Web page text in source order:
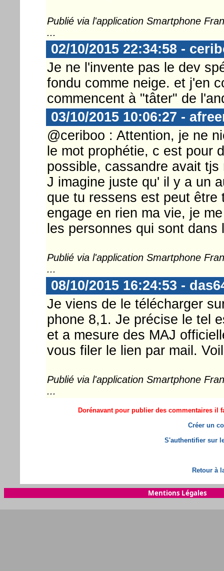
Publié via l'application Smartphone
...
02/10/2015 22:34:58 -
Je ne l'invente pas le dev
fondu comme neige. et j'en
commencent à "tâter" de
03/10/2015 10:06:27 -
@ceriboo : Attention, je ne
le mot prophétie, c est pour
possible, cassandre avait tjs
J imagine juste qu' il y a un
que tu ressens est peut être
engage en rien ma vie, je
les personnes qui sont
Publié via l'application Smartphone
...
08/10/2015 16:24:53 -
Je viens de le télécharger
phone 8,1. Je précise le tel
et a mesure des MAJ
vous filer le lien par mail.
Publié via l'application Smartphone
...
Dorénavant pour publier des commentaires il
Créer un
S'authentifier sur
Retour à
Mentions Légales